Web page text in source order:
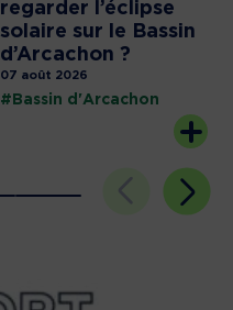
regarder l’éclipse
solaire sur le Bassin
d’Arcachon ?
07 août 2026
#Bassin d'Arcachon